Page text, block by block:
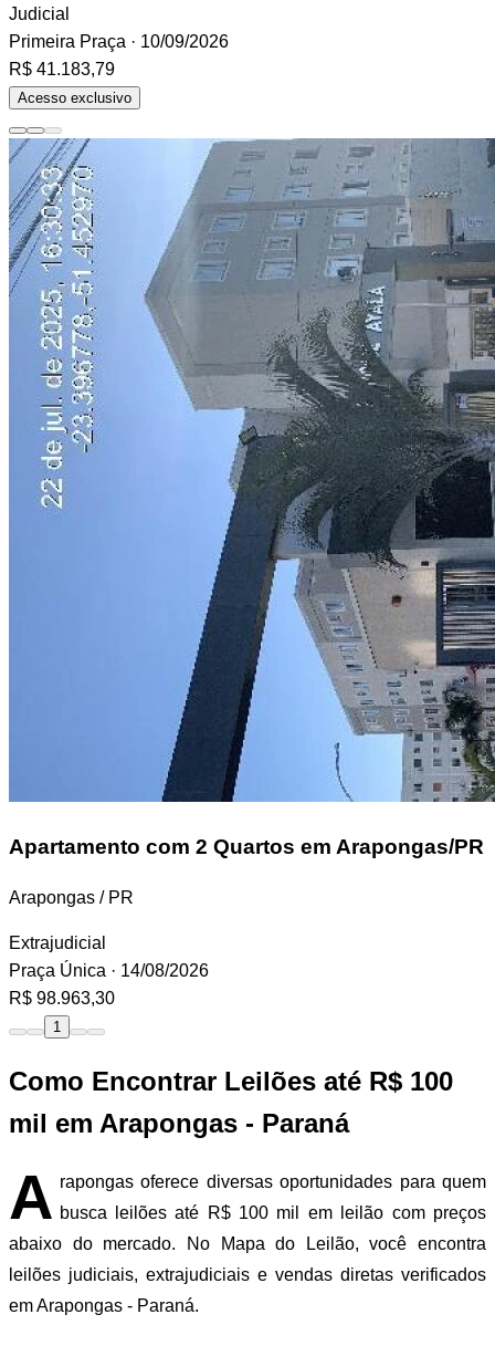
Judicial
Primeira Praça · 10/09/2026
R$ 41.183,79
Acesso exclusivo
Apartamento com 2 Quartos em Arapongas/PR
Arapongas / PR
Extrajudicial
Praça Única · 14/08/2026
R$ 98.963,30
1
Como Encontrar Leilões até R$ 100
mil em Arapongas - Paraná
A rapongas oferece diversas oportunidades para quem
busca leilões até R$ 100 mil em leilão com preços
abaixo do mercado. No Mapa do Leilão, você encontra
leilões judiciais, extrajudiciais e vendas diretas verificados
em Arapongas - Paraná.